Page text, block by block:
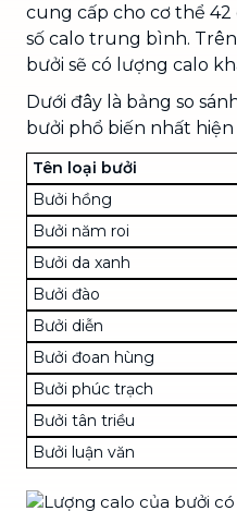
cung cấp cho cơ thể 42
số calo trung bình.
bưởi sẽ có lượng calo
Dưới đây là bảng so
bưởi phổ biến nhất hiện
Tên loại bưởi
Bưởi hồng
Bưởi năm roi
Bưởi da xanh
Bưởi đào
Bưởi diễn
Bưởi đoan hùng
Bưởi phúc trạch
Bưởi tân triều
Bưởi luận văn